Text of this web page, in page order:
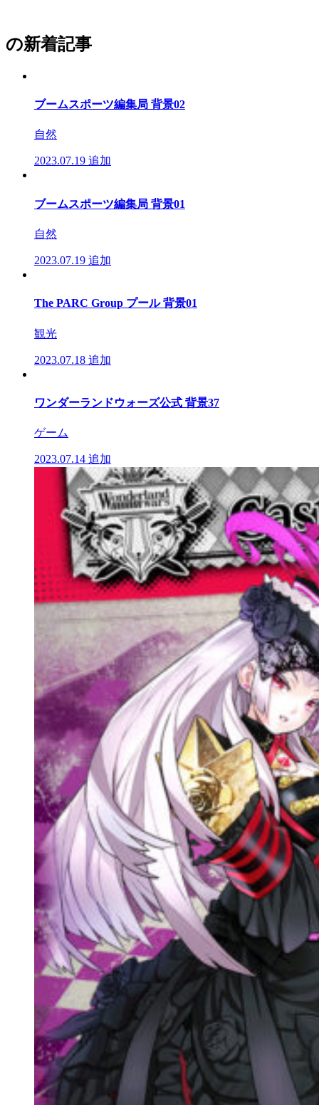
の新着記事
ブームスポーツ編集局 背景02
自然
2023.07.19 追加
ブームスポーツ編集局 背景01
自然
2023.07.19 追加
The PARC Group プール 背景01
観光
2023.07.18 追加
ワンダーランドウォーズ公式 背景37
ゲーム
2023.07.14 追加